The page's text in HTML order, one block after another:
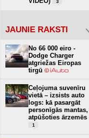
3
JAUNIE RAKSTI
No 66 000 eiro -
Dodge Charger
atgriežas Eiropas
tirgū
Ceļojuma suvenīru
vietā – izsists auto
logs: kā pasargāt
personīgās mantas,
atpūšoties ārzemēs
1